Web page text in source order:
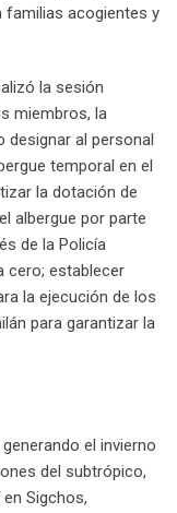
familias acogientes y
la sesión
miembros, la
al personal
temporal en el
la dotación de
albergue por parte
de la Policía
cero; establecer
la ejecución de los
para garantizar la
el invierno
del subtrópico,
Sigchos,